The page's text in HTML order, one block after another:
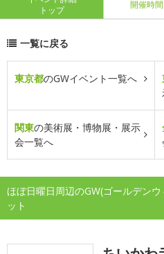
トップ
開催時
一覧に戻る
東京都のGWイベント一覧へ
関東の美術展・博物展・展示
会一覧へ
ほぼ日曜日周辺のGW(ゴールデン
ット